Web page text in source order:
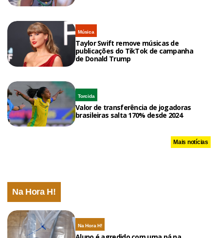
Música
Taylor Swift remove músicas de
publicações do TikTok de campanha
de Donald Trump
Torcida
Valor de transferência de jogadoras
brasileiras salta 170% desde 2024
Mais notícias
Na Hora H!
Na Hora H!